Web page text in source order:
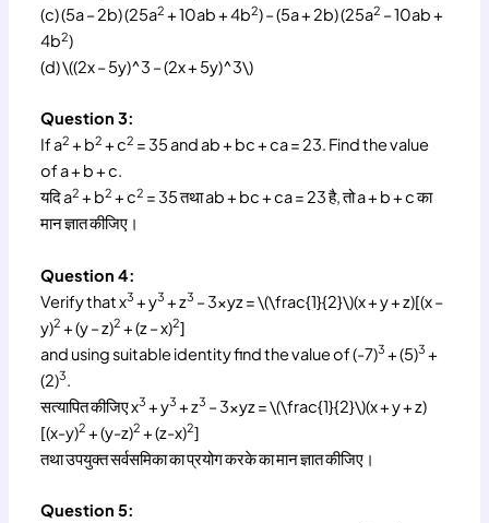
(c) (5a – 2b) (25a2 + 10ab + 4b2) – (5a + 2b) (25a2 – 10ab +
4b2)
(d) \((2x – 5y)^3 – (2x + 5y)^3\)
Question 3:
If a2 + b2 + c2 = 35 and ab + bc + ca = 23. Find the value
of a + b + c.
यदि a2 + b2 + c2 = 35 तथा ab + bc + ca = 23 है, तो a + b + c का
मान ज्ञात कीजिए।
Question 4:
Verify that x3 + y3 + z3 – 3xyz = \(\frac{1}{2}\)(x + y + z)[(x –
y)2 + (y – z)2 + (z – x)2]
and using suitable identity find the value of (-7)3 + (5)3 +
(2)3.
सत्यापित कीजिए x3 + y3 + z3 – 3xyz = \(\frac{1}{2}\)(x + y + z)
[(x-y)2 + (y-z)2 + (z-x)2]
तथा उपयुक्त सर्वसमिका का प्रयोग करके का मान ज्ञात कीजिए।
Question 5: